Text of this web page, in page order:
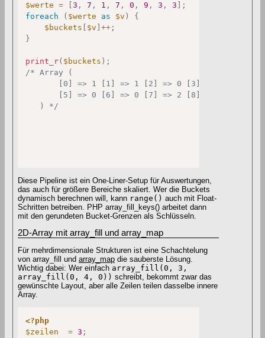
$werte = [3 , 7 , 1 , 7 , 0 , 9 , 3 , 3
;
foreach
( $werte as $v )
{
$buckets
$v ]++ ;
}
print_r( $buckets ) ;
/* Array (
[0] => 1 [1] => 1 [2] => 0 [3] => 3 [4] =>
[5] => 0 [6] => 0 [7] => 2 [8] => 0 [9] =>
   ) */
Diese Pipeline ist ein One-Liner-Setup für Auswertungen,
das auch für größere Bereiche skaliert. Wer die Buckets
dynamisch berechnen will, kann range() auch mit Float-
Schritten betreiben. PHP array_fill_keys() arbeitet dann
mit den gerundeten Bucket-Grenzen als Schlüsseln.
2D-Array mit array_fill und array_map
Für mehrdimensionale Strukturen ist eine Schachtelung
von array_fill und array_map die sauberste Lösung.
Wichtig dabei: Wer einfach array_fill(0, 3,
array_fill(0, 4, 0)) schreibt, bekommt zwar das
gewünschte Layout, aber alle Zeilen teilen dasselbe innere
Array.
<?php
$zeilen
= 3 ;